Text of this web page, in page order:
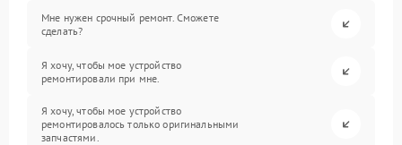
Мне нужен срочный ремонт. Сможете
сделать?
Я хочу, чтобы мое устройство
ремонтировали при мне.
Я хочу, чтобы мое устройство
ремонтировалось только оригинальными
запчастями.